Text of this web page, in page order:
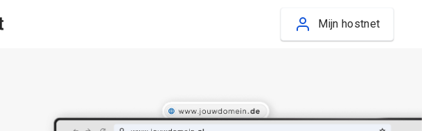
Mijn hostnet